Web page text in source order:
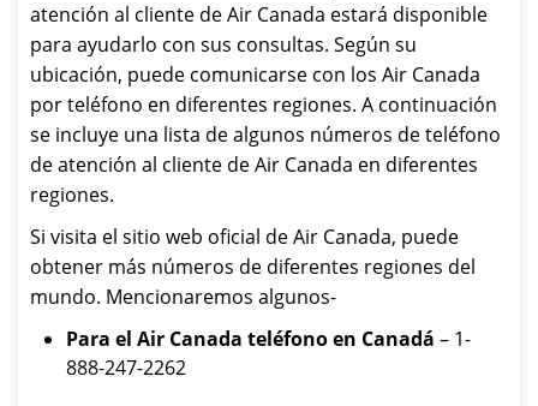
atención al cliente de Air Canada estará disponible
para ayudarlo con sus consultas. Según su
ubicación, puede comunicarse con los Air Canada
por teléfono en diferentes regiones. A continuación
se incluye una lista de algunos números de teléfono
de atención al cliente de Air Canada en diferentes
regiones.
Si visita el sitio web oficial de Air Canada, puede
obtener más números de diferentes regiones del
mundo. Mencionaremos algunos-
Para el Air Canada teléfono en Canadá – 1-
888-247-2262